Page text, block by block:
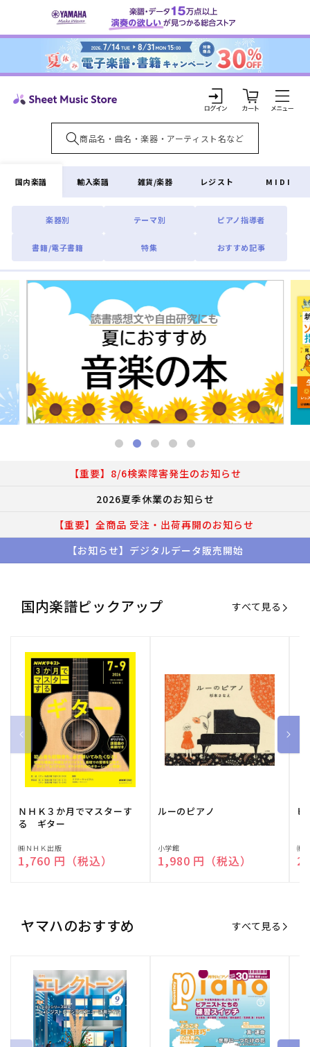
ンツに
ロ
グ
イ
ン
カ
ー
ト
国内楽譜
楽器別 テーマ別 ピアノ指導者
書籍/電子書籍 特集 おすすめ記事
輸入楽譜 雑貨/楽器 レジスト MIDI
【重要】8/6検索障害発生のお知らせ
2026夏季休業のお知らせ
【重要】全商品 受注・出荷再開のお知らせ
【お知らせ】デジタルデータ販売開始
国内楽譜ピックアップ すべて見る
ＮＨＫ３か月でマスターす
る ギター
販
売
㈱ＮＨＫ出版
通常価格
1,760 円（税込）
ルーのピアノ
販
売
小学館
通常価格
1,980 円（税込）
ピ
販
売
㈱
ヤマハのおすすめ すべて見る